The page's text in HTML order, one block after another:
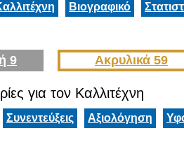
Βιογραφικό
9 Ακρυλικά 59
για τον Καλλιτέχνη
Συνεντεύξεις Αξιολόγηση